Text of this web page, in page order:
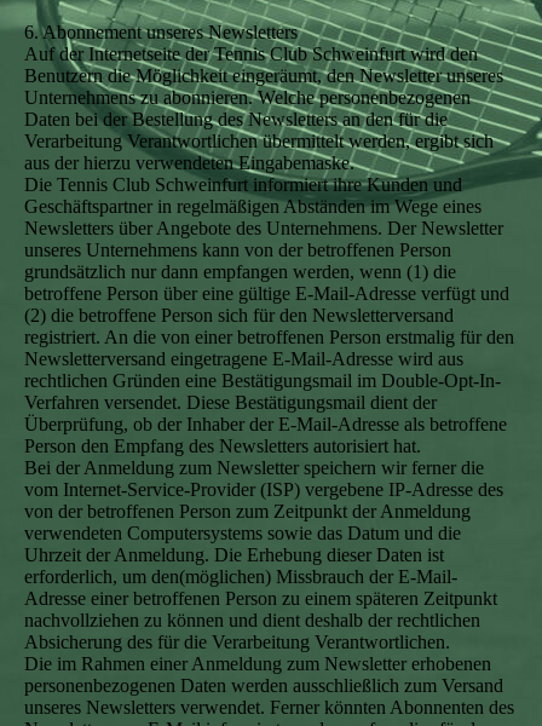
6. Abonnement unseres Newsletters
Auf der Internetseite der Tennis Club Schweinfurt wird den
Benutzern die Möglichkeit eingeräumt, den Newsletter unseres
Unternehmens zu abonnieren. Welche personenbezogenen
Daten bei der Bestellung des Newsletters an den für die
Verarbeitung Verantwortlichen übermittelt werden, ergibt sich
aus der hierzu verwendeten Eingabemaske.
Die Tennis Club Schweinfurt informiert ihre Kunden und
Geschäftspartner in regelmäßigen Abständen im Wege eines
Newsletters über Angebote des Unternehmens. Der Newsletter
unseres Unternehmens kann von der betroffenen Person
grundsätzlich nur dann empfangen werden, wenn (1) die
betroffene Person über eine gültige E-Mail-Adresse verfügt und
(2) die betroffene Person sich für den Newsletterversand
registriert. An die von einer betroffenen Person erstmalig für den
Newsletterversand eingetragene E-Mail-Adresse wird aus
rechtlichen Gründen eine Bestätigungsmail im Double-Opt-In-
Verfahren versendet. Diese Bestätigungsmail dient der
Überprüfung, ob der Inhaber der E-Mail-Adresse als betroffene
Person den Empfang des Newsletters autorisiert hat.
Bei der Anmeldung zum Newsletter speichern wir ferner die
vom Internet-Service-Provider (ISP) vergebene IP-Adresse des
von der betroffenen Person zum Zeitpunkt der Anmeldung
verwendeten Computersystems sowie das Datum und die
Uhrzeit der Anmeldung. Die Erhebung dieser Daten ist
erforderlich, um den(möglichen) Missbrauch der E-Mail-
Adresse einer betroffenen Person zu einem späteren Zeitpunkt
nachvollziehen zu können und dient deshalb der rechtlichen
Absicherung des für die Verarbeitung Verantwortlichen.
Die im Rahmen einer Anmeldung zum Newsletter erhobenen
personenbezogenen Daten werden ausschließlich zum Versand
unseres Newsletters verwendet. Ferner könnten Abonnenten des